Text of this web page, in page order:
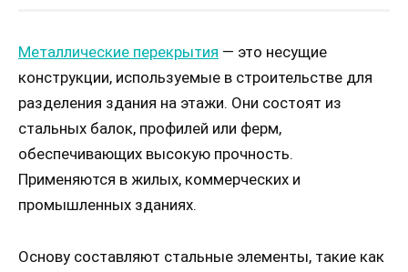
Металлические перекрытия — это несущие
конструкции, используемые в строительстве для
разделения здания на этажи. Они состоят из
стальных балок, профилей или ферм,
обеспечивающих высокую прочность.
Применяются в жилых, коммерческих и
промышленных зданиях.
Основу составляют стальные элементы, такие как